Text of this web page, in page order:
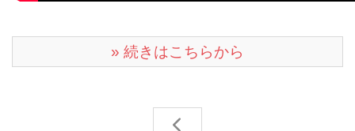
» 続きはこちらから